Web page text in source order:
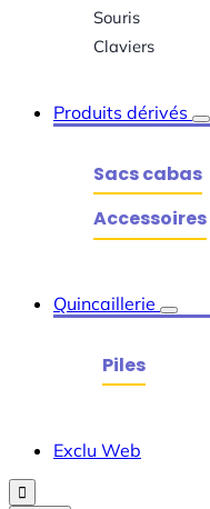
Souris
Claviers
Produits dérivés
Sacs cabas
Accessoires
Quincaillerie
Piles
Exclu Web
